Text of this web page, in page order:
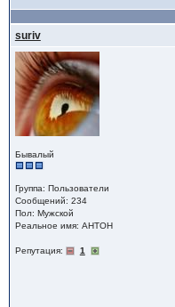
suriv
Бывалый
Группа: Пользователи
Сообщений: 234
Пол: Мужской
Реальное имя: AHTOH
Репутация: 1